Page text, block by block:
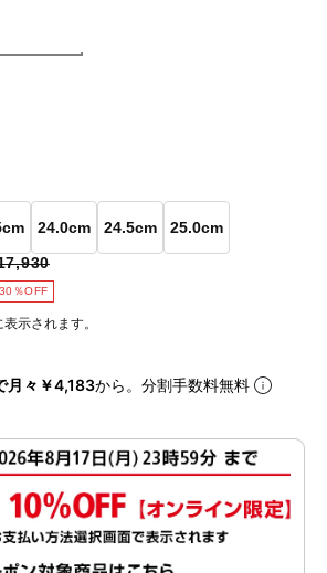
24.0cm 24.5cm
25.0cm
30％OFF
示されます。
月々￥4,183から。分割手数料無料